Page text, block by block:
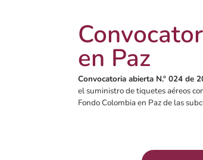
en Paz
Convocatoria abierta N.º 024 de
el suministro de tiquetes aéreos
Fondo Colombia en Paz de las